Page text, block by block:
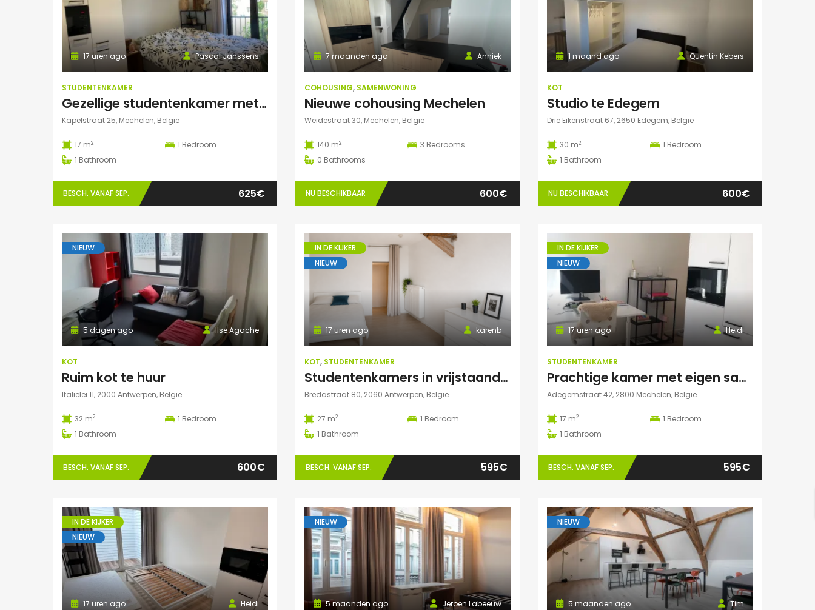
Pascal Janssens
17 uren ago
STUDENTENKAMER
Gezellige studentenkamer met eigen badkamer in Mechelen
Kapelstraat 25, Mechelen, België
17 m2 1 Bedroom
1 Bathroom
BESCH. VANAF SEP. 625€
Anniek
7 maanden ago
COHOUSING, SAMENWONING
Nieuwe cohousing Mechelen
Weidestraat 30, Mechelen, België
140 m2 3 Bedrooms
0 Bathrooms
NU BESCHIKBAAR 600€
Quentin Kebers
1 maand ago
KOT
Studio te Edegem
Drie Eikenstraat 67, 2650 Edegem, België
30 m2 1 Bedroom
1 Bathroom
NU BESCHIKBAAR 600€
NIEUW
Ilse Agache
5 dagen ago
KOT
Ruim kot te huur
Italiëlei 11, 2000 Antwerpen, België
32 m2 1 Bedroom
1 Bathroom
BESCH. VANAF SEP. 600€
IN DE KIJKER
NIEUW
karenb
17 uren ago
KOT, STUDENTENKAMER
Studentenkamers in vrijstaand pand ‘De Drie Snellen’.
Bredastraat 80, 2060 Antwerpen, België
27 m2 1 Bedroom
1 Bathroom
BESCH. VANAF SEP. 595€
IN DE KIJKER
NIEUW
Heidi
17 uren ago
STUDENTENKAMER
Prachtige kamer met eigen sanitair.
Adegemstraat 42, 2800 Mechelen, België
17 m2 1 Bedroom
1 Bathroom
BESCH. VANAF SEP. 595€
IN DE KIJKER
NIEUW
Heidi
17 uren ago
NIEUW
Jeroen Labeeuw
5 maanden ago
NIEUW
Tim
5 maanden ago